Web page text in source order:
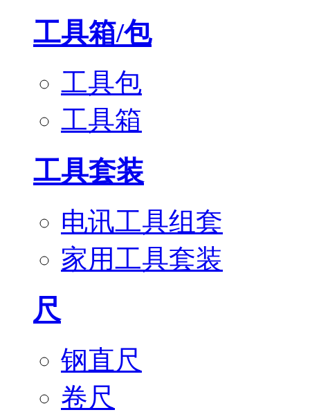
工具箱/包
工具包
工具箱
工具套装
电讯工具组套
家用工具套装
尺
钢直尺
卷尺